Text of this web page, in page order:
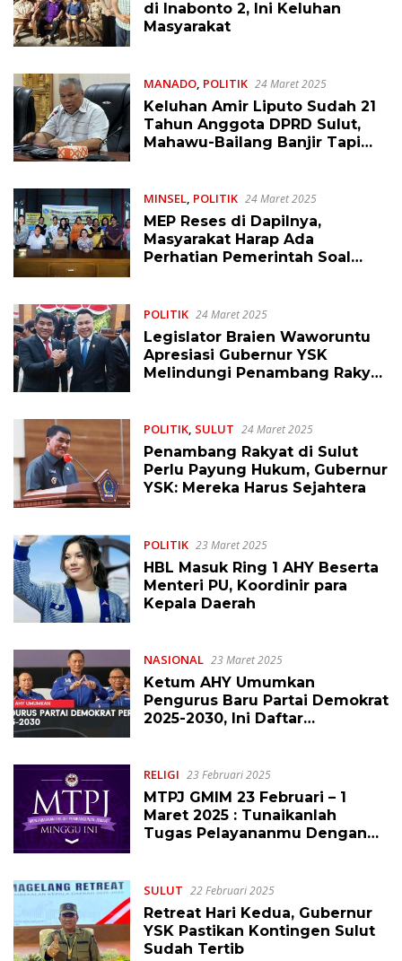
di Inabonto 2, Ini Keluhan
Masyarakat
MANADO, POLITIK 24 Maret 2025
Keluhan Amir Liputo Sudah 21
Tahun Anggota DPRD Sulut,
Mahawu-Bailang Banjir Tapi
MINSEL, POLITIK 24 Maret 2025
MEP Reses di Dapilnya,
Masyarakat Harap Ada
Perhatian Pemerintah Soal
POLITIK 24 Maret 2025
Legislator Braien Waworuntu
Apresiasi Gubernur YSK
Melindungi Penambang Rakyat
POLITIK, SULUT 24 Maret 2025
Penambang Rakyat di Sulut
Perlu Payung Hukum, Gubernur
YSK: Mereka Harus Sejahtera
POLITIK 23 Maret 2025
HBL Masuk Ring 1 AHY Beserta
Menteri PU, Koordinir para
Kepala Daerah
NASIONAL 23 Maret 2025
Ketum AHY Umumkan
Pengurus Baru Partai Demokrat
2025-2030, Ini Daftar
RELIGI 23 Februari 2025
MTPJ GMIM 23 Februari – 1
Maret 2025 : Tunaikanlah
Tugas Pelayananmu Dengan
SULUT 22 Februari 2025
Retreat Hari Kedua, Gubernur
YSK Pastikan Kontingen Sulut
Sudah Tertib